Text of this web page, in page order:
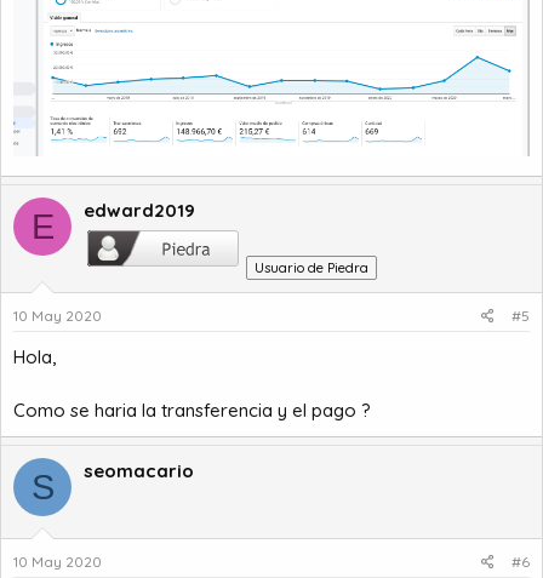
E edward2019
Usuario de Piedra
10 May 2020 #5
Hola,
Como se haria la transferencia y el pago ?
S seomacario
10 May 2020 #6